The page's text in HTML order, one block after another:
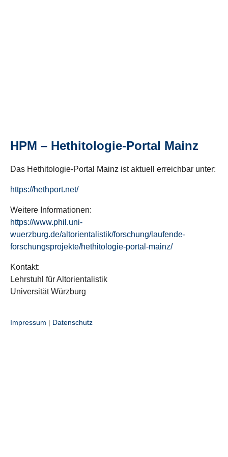
HPM – Hethitologie-Portal Mainz
Das Hethitologie-Portal Mainz ist aktuell erreichbar unter:
https://hethport.net/
Weitere Informationen:
https://www.phil.uni-
wuerzburg.de/altorientalistik/forschung/laufende-
forschungsprojekte/hethitologie-portal-mainz/
Kontakt:
Lehrstuhl für Altorientalistik
Universität Würzburg
Impressum | Datenschutz